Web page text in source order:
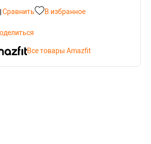
Сравнить В избранное
Все товары Amazfit